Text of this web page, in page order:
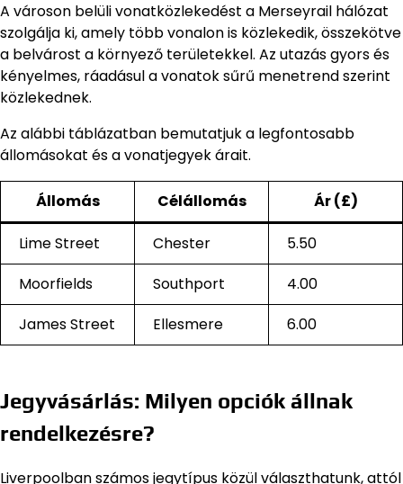
A városon belüli vonatközlekedést a Merseyrail hálózat
szolgálja ki, amely több vonalon is közlekedik, összekötve
a belvárost a környező területekkel. Az utazás gyors és
kényelmes, ráadásul a vonatok sűrű menetrend szerint
közlekednek.
Az alábbi táblázatban bemutatjuk a legfontosabb
állomásokat és a vonatjegyek árait.
Állomás Célállomás Ár (£)
Lime Street Chester
5.50
Moorfields
Southport
4.00
James Street
Ellesmere 6.00
Jegyvásárlás: Milyen opciók állnak
rendelkezésre?
Liverpoolban számos jegytípus közül választhatunk, attól